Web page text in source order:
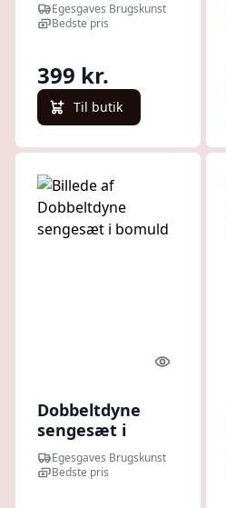
Egesgaves Brugskunst
Bedste pris
399 kr.
Til butik
Quick look
Dobbeltdyne
sengesæt i
bomuld
Egesgaves Brugskunst
Bedste pris